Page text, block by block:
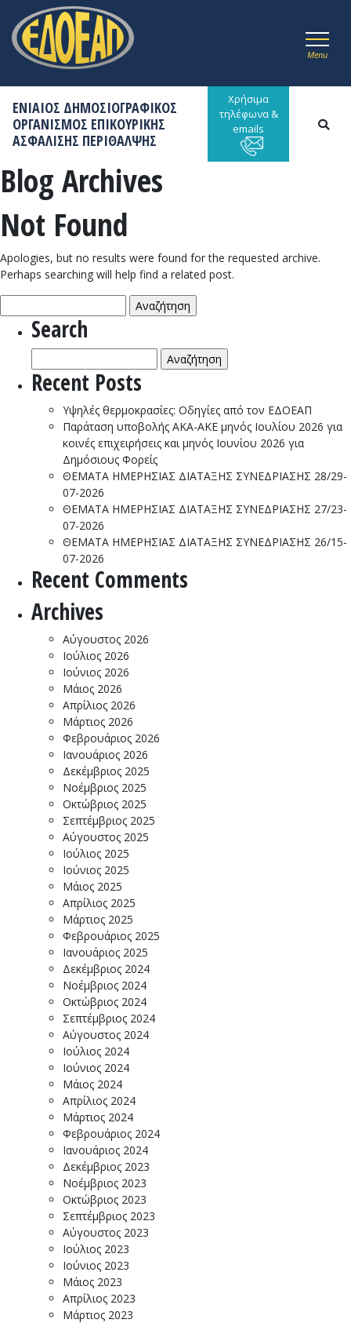
Menu
ΕΝΙΑΙΟΣ ΔΗΜΟΣΙΟΓΡΑΦΙΚΟΣ
ΟΡΓΑΝΙΣΜΟΣ ΕΠΙΚΟΥΡΙΚΗΣ
ΑΣΦΑΛΙΣΗΣ ΠΕΡΙΘΑΛΨΗΣ
Χρήσιμα
τηλέφωνα &
emails
Blog Archives
Not Found
Apologies, but no results were found for the requested archive.
Perhaps searching will help find a related post.
για:
Search
για:
Recent Posts
Υψηλές θερμοκρασίες: Οδηγίες από τον ΕΔΟΕΑΠ
Παράταση υποβολής ΑΚΑ-ΑΚΕ μηνός Ιουλίου 2026 για
κοινές επιχειρήσεις και μηνός Ιουνίου 2026 για
Δημόσιους Φορείς
ΘΕΜΑΤΑ ΗΜΕΡΗΣΙΑΣ ΔΙΑΤΑΞΗΣ ΣΥΝΕΔΡΙΑΣΗΣ 28/29-
07-2026
ΘΕΜΑΤΑ ΗΜΕΡΗΣΙΑΣ ΔΙΑΤΑΞΗΣ ΣΥΝΕΔΡΙΑΣΗΣ 27/23-
07-2026
ΘΕΜΑΤΑ ΗΜΕΡΗΣΙΑΣ ΔΙΑΤΑΞΗΣ ΣΥΝΕΔΡΙΑΣΗΣ 26/15-
07-2026
Recent Comments
Archives
Αύγουστος 2026
Ιούλιος 2026
Ιούνιος 2026
Μάιος 2026
Απρίλιος 2026
Μάρτιος 2026
Φεβρουάριος 2026
Ιανουάριος 2026
Δεκέμβριος 2025
Νοέμβριος 2025
Οκτώβριος 2025
Σεπτέμβριος 2025
Αύγουστος 2025
Ιούλιος 2025
Ιούνιος 2025
Μάιος 2025
Απρίλιος 2025
Μάρτιος 2025
Φεβρουάριος 2025
Ιανουάριος 2025
Δεκέμβριος 2024
Νοέμβριος 2024
Οκτώβριος 2024
Σεπτέμβριος 2024
Αύγουστος 2024
Ιούλιος 2024
Ιούνιος 2024
Μάιος 2024
Απρίλιος 2024
Μάρτιος 2024
Φεβρουάριος 2024
Ιανουάριος 2024
Δεκέμβριος 2023
Νοέμβριος 2023
Οκτώβριος 2023
Σεπτέμβριος 2023
Αύγουστος 2023
Ιούλιος 2023
Ιούνιος 2023
Μάιος 2023
Απρίλιος 2023
Μάρτιος 2023